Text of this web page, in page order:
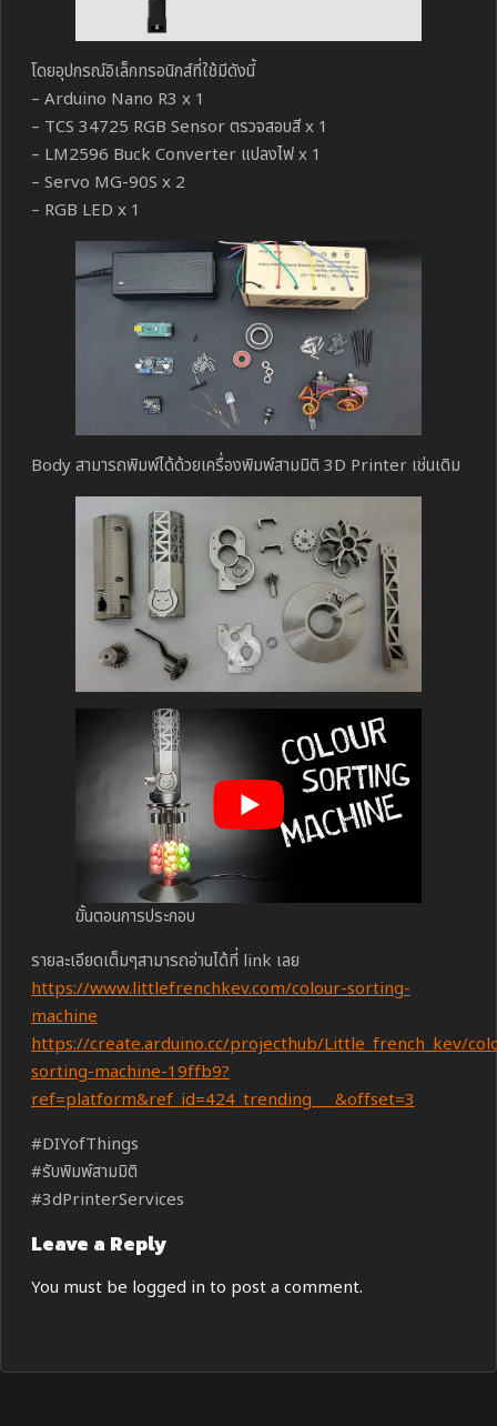
โดยอุปกรณ์อิเล็กทรอนิกส์ที่ใช้มีดังนี้
– Arduino Nano R3 x 1
– TCS 34725 RGB Sensor ตรวจสอบสี x 1
– LM2596 Buck Converter แปลงไฟ x 1
– Servo MG-90S x 2
– RGB LED x 1
Body สามารถพิมพ์ได้ด้วยเครื่องพิมพ์สามมิติ 3D Printer เช่นเดิม
ขั้นตอนการประกอบ
รายละเอียดเต็มๆสามารถอ่านได้ที่ link เลย
https://www.littlefrenchkev.com/colour-sorting-
machine
https://create.arduino.cc/projecthub/Little_french_kev/
sorting-machine-19ffb9?
ref=platform&ref_id=424_trending___&offset=3
#DIYofThings
#รับพิมพ์สามมิติ
#3dPrinterServices
Leave a Reply
You must be logged in to post a comment.